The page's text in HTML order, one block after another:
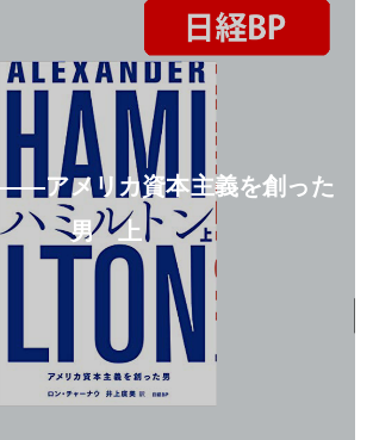
アメリカ資本主義を創った
男 上